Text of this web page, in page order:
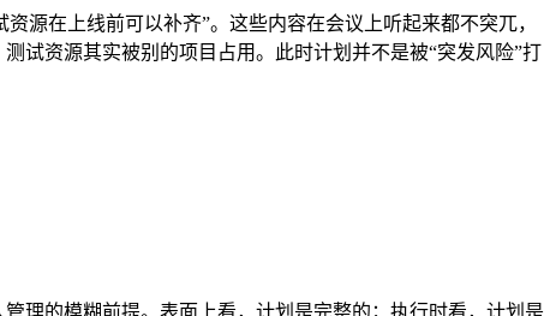
源在上线前可以补齐”。这些内容在会议上听起来都不突兀，
试资源其实被别的项目占用。此时计划并不是被“突发风险”打
理的模糊前提。表面上看，计划是完整的；执行时看，计划是